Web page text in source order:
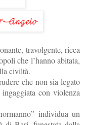
travolgente, ricca
che l’hanno abitata,
civiltà.
che non sia legato
con violenza
individua un